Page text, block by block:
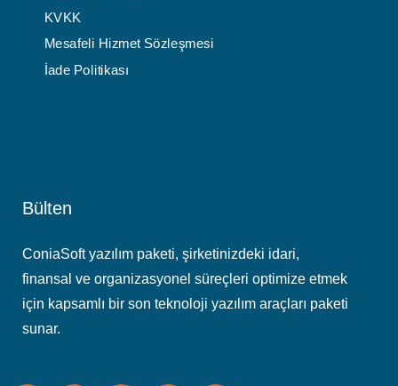
KVKK
Mesafeli Hizmet Sözleşmesi
İade Politikası
Bülten
ConiaSoft yazılım paketi, şirketinizdeki idari,
finansal ve organizasyonel süreçleri optimize etmek
için kapsamlı bir son teknoloji yazılım araçları paketi
sunar.